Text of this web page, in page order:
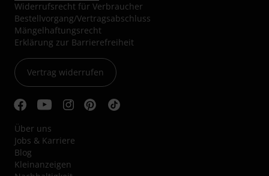
Widerrufsrecht für Verbraucher
Bestellvorgang/Vertragsabschluss
Mängelhaftungsrecht
Erklärung zur Barrierefreiheit
Vertrag widerrufen
Über uns
Jobs & Karriere
Blog
Kleinanzeigen